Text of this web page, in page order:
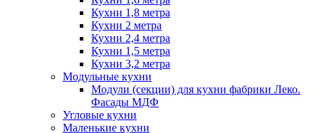
Кухни 1,8 метра
Кухни 2 метра
Кухни 2,4 метра
Кухни 1,5 метра
Кухни 3,2 метра
Модульные кухни
Модули (секции) для кухни фабрики Леко.
Фасады МДФ
Угловые кухни
Маленькие кухни